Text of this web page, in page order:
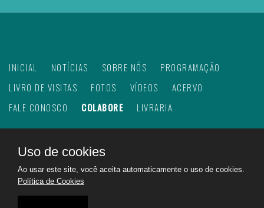
INICIAL NOTÍCIAS SOBRE NÓS
PROGRAMAÇÃO
LIVRO DE VISITAS
FOTOS VÍDEOS
ACERVO
FALE CONOSCO
COLABORE LIVRARIA
2026Web Rádio Fraternidade. Todos os direitos
reservados.
Feito com
no Brasil para todo o mundo!
Rádio Fraternidade a emissora do bem na internet.
Uso de cookies
Ao usar este site, você aceita automaticamente o uso de cookies.
Política de Cookies